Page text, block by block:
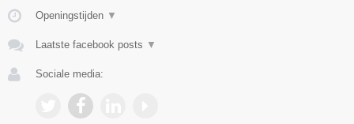
Openingstijden ▼
Laatste facebook posts ▼
Sociale media: